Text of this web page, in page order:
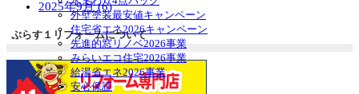
を
展
開
ニ
ュ
ー
を
展
開
外壁塗装最安値キャンペーン
住宅省エネ2026キャンペーン
先進的窓リノベ2026事業
みらいエコ住宅2026事業
給湯省エネ2026事業
安心保証
2025年9月 (6)
ぷらす１リフォームについて